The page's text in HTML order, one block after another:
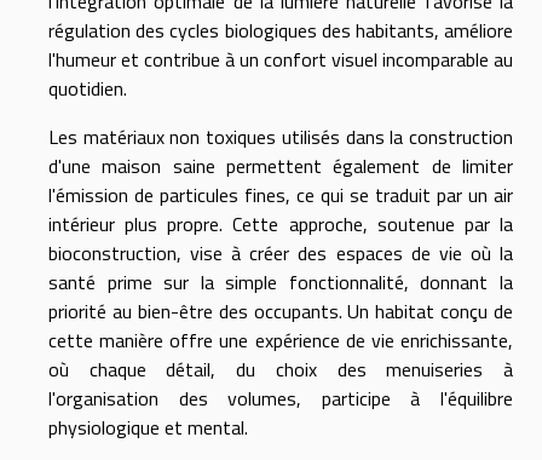
régulation des cycles biologiques des habitants, améliore
l'humeur et contribue à un confort visuel incomparable au
quotidien.
Les matériaux non toxiques utilisés dans la construction
d'une maison saine permettent également de limiter
l'émission de particules fines, ce qui se traduit par un air
intérieur plus propre. Cette approche, soutenue par la
bioconstruction, vise à créer des espaces de vie où la
santé prime sur la simple fonctionnalité, donnant la
priorité au bien-être des occupants. Un habitat conçu de
cette manière offre une expérience de vie enrichissante,
où chaque détail, du choix des menuiseries à
l'organisation des volumes, participe à l'équilibre
physiologique et mental.